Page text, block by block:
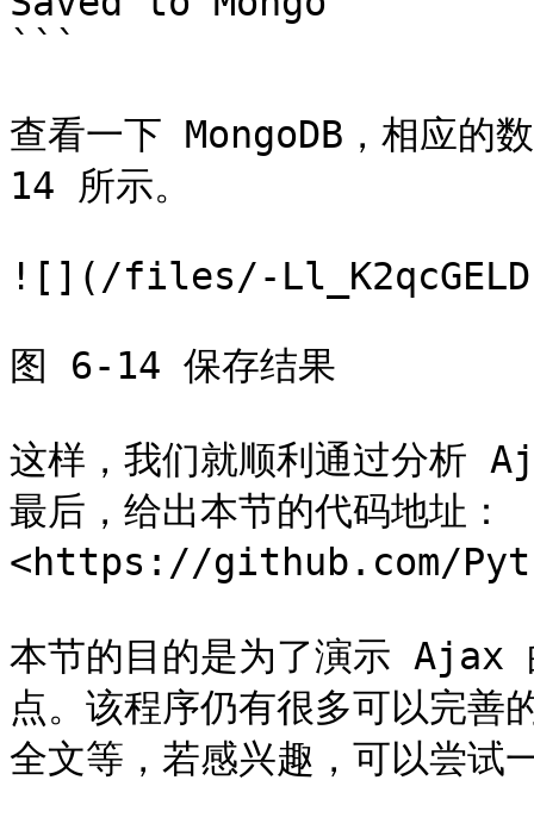
```
查看一下 MongoDB，相应的
14 所示。
![](/files/-
图 6-14 保存结果
这样，我们就顺利通过分析
最后，给出本节的代码地址：
<https://github.com/
本节的目的是为了演示 Ajax
点。该程序仍有很多可以完善
全文等，若感兴趣，可以尝试